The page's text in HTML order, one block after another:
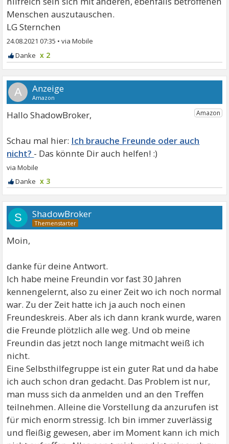
Menschen auszutauschen.
LG Sternchen
24.08.2021 07:35 •
x 2
A
Hallo ShadowBroker,
Ich brauche Freunde oder auch
nicht?
x 3
S ShadowBroker
Moin,
danke für deine Antwort.
Ich habe meine Freundin vor fast 30 Jahren
kennengelernt, also zu einer Zeit wo ich noch normal
war. Zu der Zeit hatte ich ja auch noch einen
Freundeskreis. Aber als ich dann krank wurde, waren
die Freunde plötzlich alle weg. Und ob meine
Freundin das jetzt noch lange mitmacht weiß ich
nicht.
Eine Selbsthilfegruppe ist ein guter Rat und da habe
ich auch schon dran gedacht. Das Problem ist nur,
man muss sich da anmelden und an den Treffen
teilnehmen. Alleine die Vorstellung da anzurufen ist
für mich enorm stressig. Ich bin immer zuverlässig
und fleißig gewesen, aber im Moment kann ich mich